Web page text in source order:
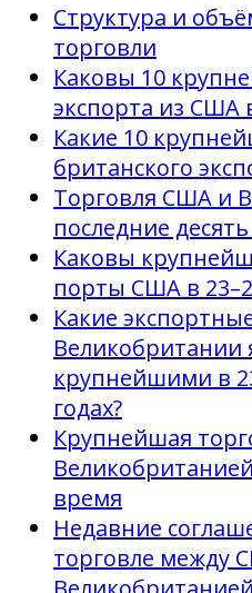
Структура и
торговли
Каковы 10
экспорта из США
Какие 10
британского
Торговля США и
последние
Каковы
порты США в
Какие
Великобритании
крупнейшими в
годах?
Крупнейшая
время
Недавние
торговле между